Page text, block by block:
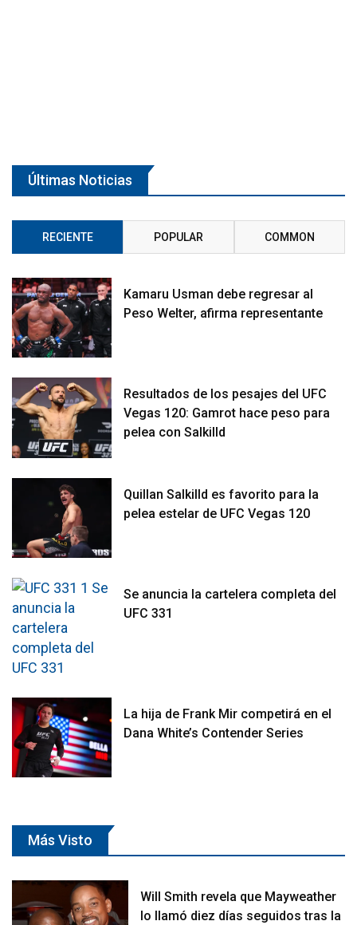
Últimas Noticias
RECIENTE POPULAR COMMON
Kamaru Usman debe regresar al
Peso Welter, afirma representante
Resultados de los pesajes del UFC
Vegas 120: Gamrot hace peso para
pelea con Salkilld
Quillan Salkilld es favorito para la
pelea estelar de UFC Vegas 120
Se anuncia la cartelera completa del
UFC 331
La hija de Frank Mir competirá en el
Dana White’s Contender Series
Más Visto
Will Smith revela que Mayweather
lo llamó diez días seguidos tras la